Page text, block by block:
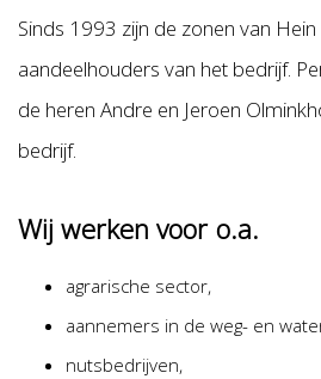
Sinds 1993 zijn de zonen van
aandeelhouders van het bedrijf.
de heren Andre en Jeroen
bedrijf.
Wij werken voor o.a.
agrarische sector,
aannemers in de weg- en
nutsbedrijven,